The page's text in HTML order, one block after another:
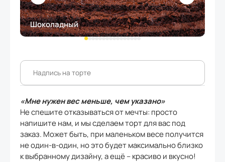
Шоколадный
«Мне нужен вес меньше, чем указано»
Не спешите отказываться от мечты: просто
напишите нам, и мы сделаем торт для вас под
заказ. Может быть, при маленьком весе получится
не один-в-один, но это будет максимально близко
к выбранному дизайну, а ещё – красиво и вкусно!